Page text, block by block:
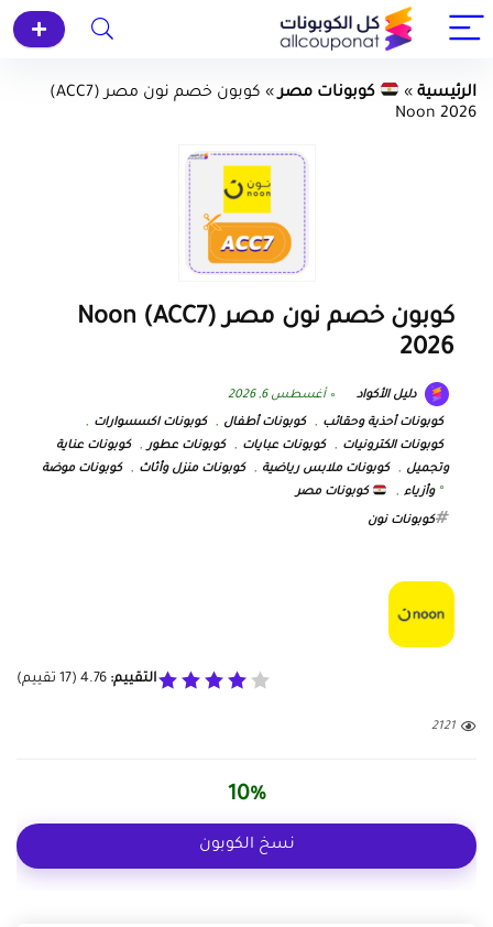
الرئيسية » كوبونات مصر»
كوبون خصم نون مصر (ACC7)
Noon 2026
كوبون خصم نون مصر (ACC7) Noon
2026
دليل الأكواد أغسطس 6, 2026
كوبونات أحذية وحقائب , كوبونات أطفال , كوبونات اكسسوارات ,
كوبونات الكترونيات , كوبونات عبايات , كوبونات عطور ,
كوبونات عناية
وتجميل , كوبونات ملابس رياضية , كوبونات منزل وأثاث ,
كوبونات موضة
وأزياء , كوبونات مصر
كوبونات نون
التقييم: 4.76
(
17 تقييم)
2121
10%
نسخ الكوبون